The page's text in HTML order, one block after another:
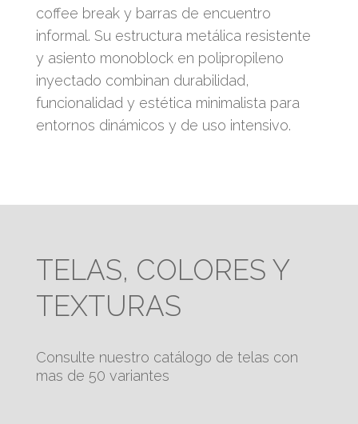
coffee break y barras de encuentro
informal. Su estructura metálica resistente
y asiento monoblock en polipropileno
inyectado combinan durabilidad,
funcionalidad y estética minimalista para
entornos dinámicos y de uso intensivo.
TELAS, COLORES Y
TEXTURAS
Consulte nuestro catálogo de telas con
mas de 50 variantes